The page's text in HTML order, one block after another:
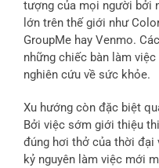
tượng của mọi người bởi
lớn trên thế giới như
GroupMe hay Venmo.
những chiếc bàn làm
nghiên cứu về sức khỏe.
Xu hướng còn đặc biệt
Bởi việc sớm giới thiệu
đúng hơi thở của thời đại
kỷ nguyên làm việc mới